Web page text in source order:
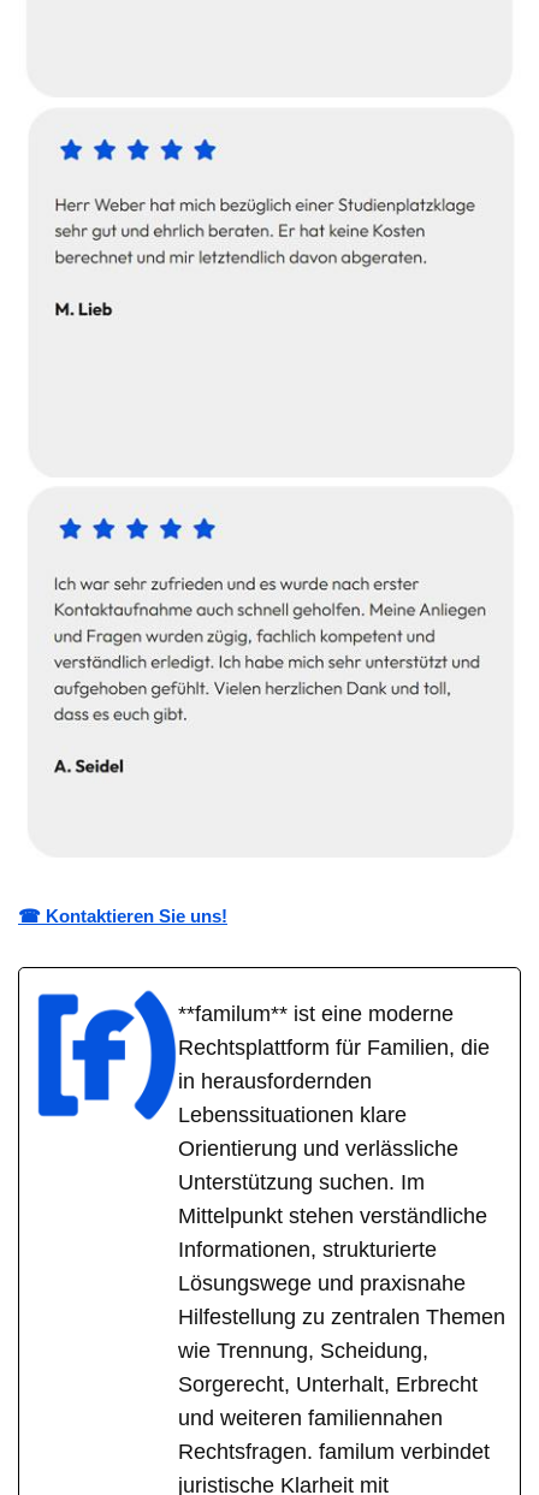
☎ Kontaktieren Sie uns!
**familum** ist eine moderne
Rechtsplattform für Familien, die
in herausfordernden
Lebenssituationen klare
Orientierung und verlässliche
Unterstützung suchen. Im
Mittelpunkt stehen verständliche
Informationen, strukturierte
Lösungswege und praxisnahe
Hilfestellung zu zentralen Themen
wie Trennung, Scheidung,
Sorgerecht, Unterhalt, Erbrecht
und weiteren familiennahen
Rechtsfragen. familum verbindet
juristische Klarheit mit